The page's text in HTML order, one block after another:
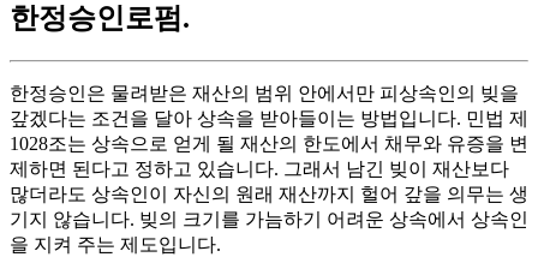
한정승인로펌 .
한정승인은 물려받은 재산의 범위 안에서만 피상속인의 빚을
갚겠다는 조건을 달아 상속을 받아들이는 방법입니다. 민법 제
1028조는 상속으로 얻게 될 재산의 한도에서 채무와 유증을 변
제하면 된다고 정하고 있습니다. 그래서 남긴 빚이 재산보다
많더라도 상속인이 자신의 원래 재산까지 헐어 갚을 의무는 생
기지 않습니다. 빚의 크기를 가늠하기 어려운 상속에서 상속인
을 지켜 주는 제도입니다.